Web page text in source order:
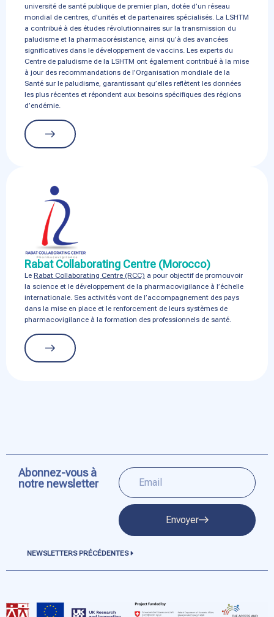
université de santé publique de premier plan, dotée d’un réseau
mondial de centres, d’unités et de partenaires spécialisés. La LSHTM
a contribué à des études révolutionnaires sur la transmission du
paludisme et la pharmacorésistance, ainsi qu’à des avancées
significatives dans le développement de vaccins. Les experts du
Centre de paludisme de la LSHTM ont également contribué à la mise
à jour des recommandations de l’Organisation mondiale de la
Santé sur le paludisme, garantissant qu’elles reflètent les données
les plus récentes et répondent aux besoins spécifiques des régions
d’endémie.
Rabat Collaborating Centre (Morocco)
Le Rabat Collaborating Centre (RCC) a pour objectif de promouvoir
la science et le développement de la pharmacovigilance à l’échelle
internationale. Ses activités vont de l’accompagnement des pays
dans la mise en place et le renforcement de leurs systèmes de
pharmacovigilance à la formation des professionnels de santé.
Abonnez-vous à
notre newsletter
Envoyer
NEWSLETTERS PRÉCÉDENTES